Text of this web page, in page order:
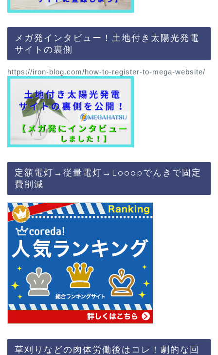
メガ発インタビュー！土地付き太陽光発電
サイトの裏側
https://iron-blog.com/how-to-register-to-mega-website/
定額電灯→従量電灯→Looopでんきで固定
費削減
草刈りなどの肉体労働後はコレ！劇的な回